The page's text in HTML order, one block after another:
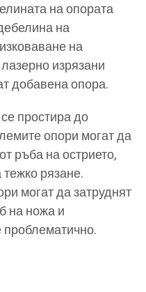
на опората
на
на
изрязани
добавена опора.
простира до
опори могат да
ръба на острието,
рязане.
могат да затруднят
на ножа и